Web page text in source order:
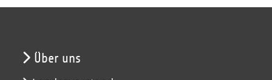
Über uns